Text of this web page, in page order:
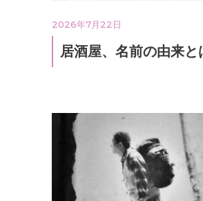
2026年7月22日
居酒屋、名前の由来と